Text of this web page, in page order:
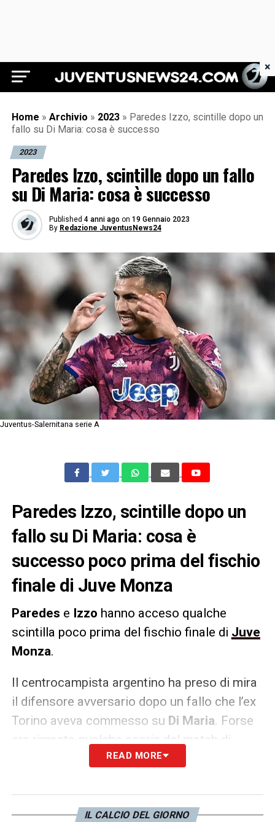
Juventus News 24
Home » Archivio » 2023 » Paredes Izzo, scintille dopo un
fallo su Di Maria: cosa è successo
2023
Paredes Izzo, scintille dopo un fallo
su Di Maria: cosa è successo
Published 4 anni ago on 19 Gennaio 2023
By Redazione JuventusNews24
Juventus-Salernitana serie A
Paredes Izzo, scintille dopo un
fallo su Di Maria: cosa è
successo poco prima del fischio
finale di Juve Monza
Paredes e Izzo hanno acceso qualche
scintilla poco prima del fischio finale di Juve
Monza.
Il centrocampista argentino ha preso di mira
il difensore avversario dopo un fallo che l’ex
Torino aveva commesso su Di Maria. Forse
era rimasta qualche scoria del match di
campionato quando Izzo provocò
all’espulsioneper un fallo di reazione.
READ MORE
IL CALCIO DEL GIORNO
×